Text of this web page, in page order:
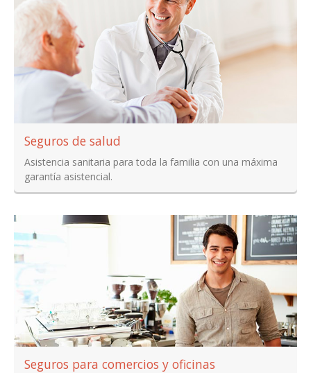
Seguros de salud
Asistencia sanitaria para toda la familia con una máxima
garantía asistencial.
Seguros para comercios y oficinas